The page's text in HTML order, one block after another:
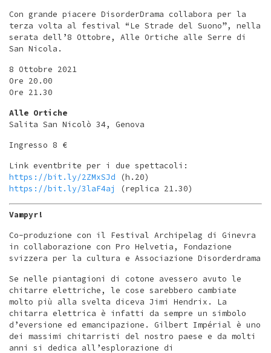
Con grande piacere DisorderDrama collabora per la
terza volta al festival “Le Strade del Suono”, nella
serata dell’8 Ottobre, Alle Ortiche alle Serre di
San Nicola.
8 Ottobre 2021
Ore 20.00
Ore 21.30
Alle Ortiche
Salita San Nicolò 34, Genova
Ingresso 8 €
Link eventbrite per i due spettacoli:
https://bit.ly/2ZMxSJd (h.20)
https://bit.ly/3laF4aj
(replica 21.30)
Vampyr!
Co-produzione con il Festival Archipelag di Ginevra
in collaborazione con Pro Helvetia, Fondazione
svizzera per la cultura e Associazione Disorderdrama
Se nelle piantagioni di cotone avessero avuto le
chitarre elettriche, le cose sarebbero cambiate
molto più alla svelta diceva Jimi Hendrix. La
chitarra elettrica è infatti da sempre un simbolo
d’eversione ed emancipazione. Gilbert Impérial è uno
dei massimi chitarristi del nostro paese e da molti
anni si dedica all’esplorazione di